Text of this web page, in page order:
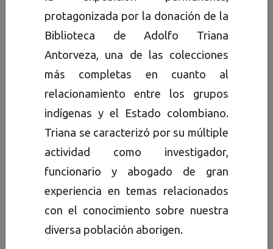
documentos acumulados de
manera artificial y sobre la
base de alguna característica
común, sin tener en cuenta su
procedencia. La selección que
está de por medio, implica que
los documentos estén
destinados a la colección.
Serie documental.
Documentos organizados de
acuerdo con un sistema de
archivo o conservados como
protagonizada por la donación de la
Biblioteca de Adolfo Triana
Antorveza, una de las colecciones
más completas en cuanto al
relacionamiento entre los grupos
indígenas y el Estado colombiano.
Triana se caracterizó por su múltiple
actividad como investigador,
funcionario y abogado de gran
experiencia en temas relacionados
con el conocimiento sobre nuestra
diversa población aborigen.